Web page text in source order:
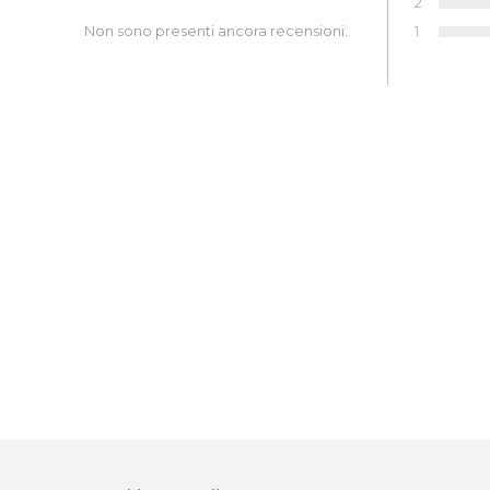
Non sono presenti ancora recensioni. 1